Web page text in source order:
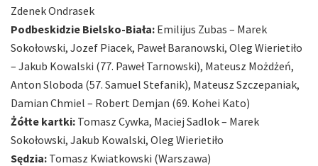
Zdenek Ondrasek
Podbeskidzie Bielsko-Biała: Emilijus Zubas – Marek
Sokołowski, Jozef Piacek, Paweł Baranowski, Oleg Wierietiło
– Jakub Kowalski (77. Paweł Tarnowski), Mateusz Możdżeń,
Anton Sloboda (57. Samuel Stefanik), Mateusz Szczepaniak,
Damian Chmiel – Robert Demjan (69. Kohei Kato)
Żółte kartki: Tomasz Cywka, Maciej Sadlok – Marek
Sokołowski, Jakub Kowalski, Oleg Wierietiło
Sędzia: Tomasz Kwiatkowski (Warszawa)